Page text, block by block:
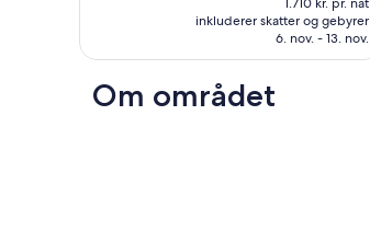
11.973 kr.
inkluderer skatter og gebyrer
6. nov. - 13. nov.
Om området